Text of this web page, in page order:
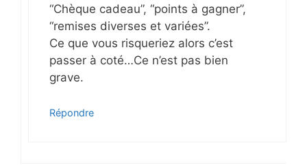
“Chèque cadeau”, “points à gagner”,
“remises diverses et variées”.
Ce que vous risqueriez alors c’est
passer à coté…Ce n’est pas bien
grave.
Répondre